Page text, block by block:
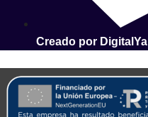
Creado por DigitalYa